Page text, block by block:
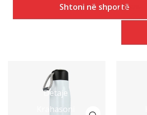
Shtoni në shportë
Ulja50
Detaje
Krahasoni